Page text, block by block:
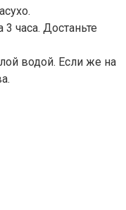
часа. Достаньте
водой. Если же на